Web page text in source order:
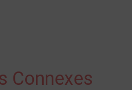
Connexes